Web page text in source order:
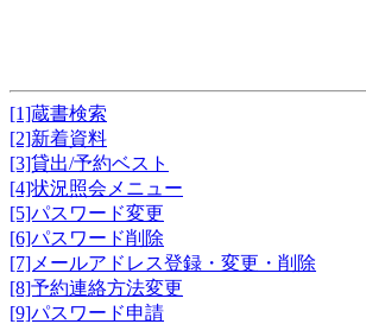
[1]蔵書検索
[2]新着資料
[3]貸出/予約ベスト
[4]状況照会メニュー
[5]パスワード変更
[6]パスワード削除
[7]メールアドレス登録・変更・削除
[8]予約連絡方法変更
[9]パスワード申請